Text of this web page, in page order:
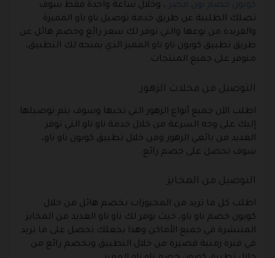
كوبون خصم نون مصر ، وخلال ساعة واحدة فقط سوف
تصلك الطلبية عن طريق خدمة توصيل ناو ناو المميزة
والفريدة من نوعها والتي توفر لك سعر رائع وخصم هائل عن
طريق تطبيق كوبون ناو ناو المميز الذي يمنحه لك التطبيق،
متوفر على جميع المنتجات.
التوصيل من محلات الزهور
اطلب الآن جميع أنواع الزهور التي تحبها وسوف يتم توصيلها
إليك على وجه السرعة من خلال خدمة ناو ناو التي توفر
العديد من بائعي الزهور ومن خلال تطبيق كوبون ناو ناو،
سوف تحصل على خصم رائع.
التوصيل من المخابز
اطلب كل ما تريد من المخبوزات بخصم هائل من خلال
كوبون خصم ناو ناو، حيث يوفر لك ناو ناو العديد من المخابز
المنتشرة في جميع الأماكن وهذا يجعلك تحصل على ما تريد
في فترة زمنية قصيرة من خلال التطبيق وبخصم رائع من